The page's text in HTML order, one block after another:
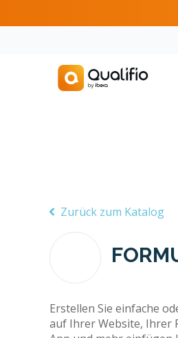
Zurück zum Katalog
Erstellen Sie einfache
auf Ihrer Website, Ihrer